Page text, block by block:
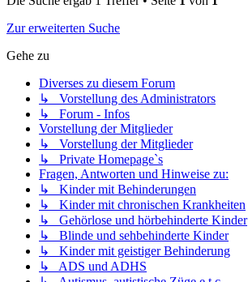
Zur erweiterten Suche
Gehe zu
Diverses zu diesem Forum
↳ Vorstellung des Administrators
↳ Forum - Infos
Vorstellung der Mitglieder
↳ Vorstellung der Mitglieder
↳ Private Homepage`s
Fragen, Antworten und Hinweise zu:
↳ Kinder mit Behinderungen
↳ Kinder mit chronischen Krankheiten
↳ Gehörlose und hörbehinderte Kinder
↳ Blinde und sehbehinderte Kinder
↳ Kinder mit geistiger Behinderung
↳ ADS und ADHS